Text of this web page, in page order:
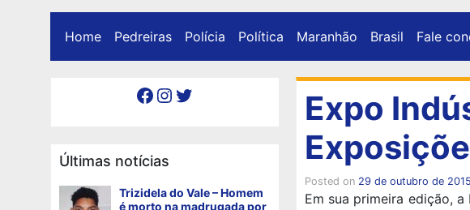
Home Pedreiras Polícia Política Maranhão Brasil Fale
Facebook Instagram Twitter
Últimas notícias
Trizidela do Vale – Homem
é morto na madrugada por
Expo
Posted on 29 de outubro de 2015
Em sua primeira edição,